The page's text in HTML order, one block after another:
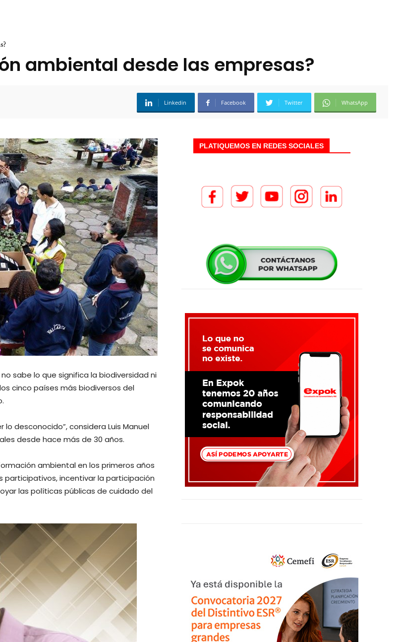
ambiental desde las empresas?
Linkedin Facebook Twitter WhatsApp
sabe lo que significa la biodiversidad ni
cinco países más biodiversos del
desconocido”, considera Luis Manuel
desde hace más de 30 años.
ambiental en los primeros años
incentivar la participación
las políticas públicas de cuidado del
PLATIQUEMOS EN REDES SOCIALES